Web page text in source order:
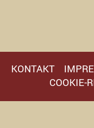
KONTAKT
COOKIE-